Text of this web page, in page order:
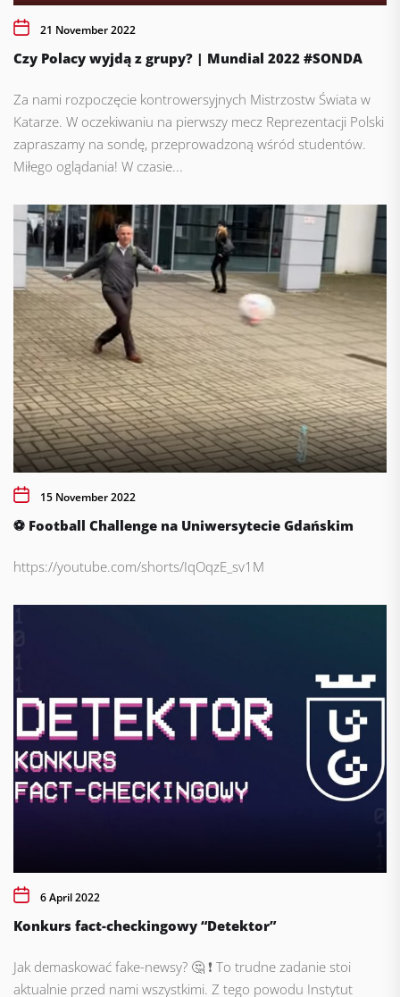
21 November 2022
Czy Polacy wyjdą z grupy? | Mundial 2022 #SONDA
Za nami rozpoczęcie kontrowersyjnych Mistrzostw Świata w
Katarze. W oczekiwaniu na pierwszy mecz Reprezentacji Polski
zapraszamy na sondę, przeprowadzoną wśród studentów.
Miłego oglądania! W czasie...
15 November 2022
⚽ Football Challenge na Uniwersytecie Gdańskim
https://youtube.com/shorts/IqOqzE_sv1M
6 April 2022
Konkurs fact-checkingowy “Detektor”
Jak demaskować fake-newsy? 🤔 ❗️ To trudne zadanie stoi
aktualnie przed nami wszystkimi. Z tego powodu Instytut